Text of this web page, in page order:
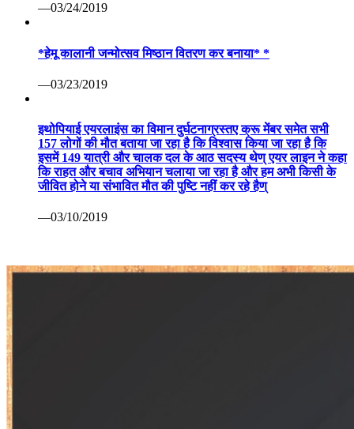
—03/24/2019
*हेमू कालानी जन्मोत्सव मिष्ठान वितरण कर बनाया* *
—03/23/2019
इथोपियाई एयरलाइंस का विमान दुर्घटनाग्रस्तए क्रू मेंबर समेत सभी
157 लोगों की मौत बताया जा रहा है कि विश्वास किया जा रहा है कि
इसमें 149 यात्री और चालक दल के आठ सदस्य थेण् एयर लाइन ने कहा
कि राहत और बचाव अभियान चलाया जा रहा है और हम अभी किसी के
जीवित होने या संभावित मौत की पुष्टि नहीं कर रहे हैण्
—03/10/2019